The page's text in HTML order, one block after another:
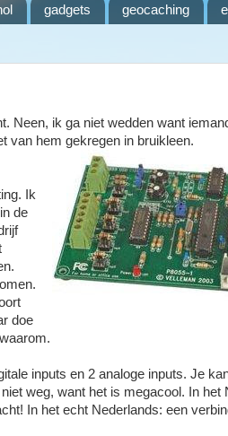
gadgets geocaching
Neen, ik ga niet wedden want
van hem gekregen in bruikleen.
Ik
de
doe
inputs en 2 analoge inputs. Je
weg, want het is megacool. In het
In het echt Nederlands: een